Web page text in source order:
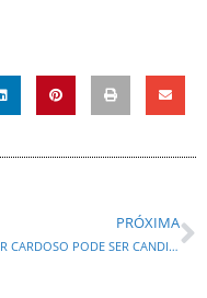
PRÓXIMA
GILMAR CARDOSO PODE SER CANDIDATO A SUPLÊNCIA DE SENADO NA CHAPA DE ÁLVARO DIAS